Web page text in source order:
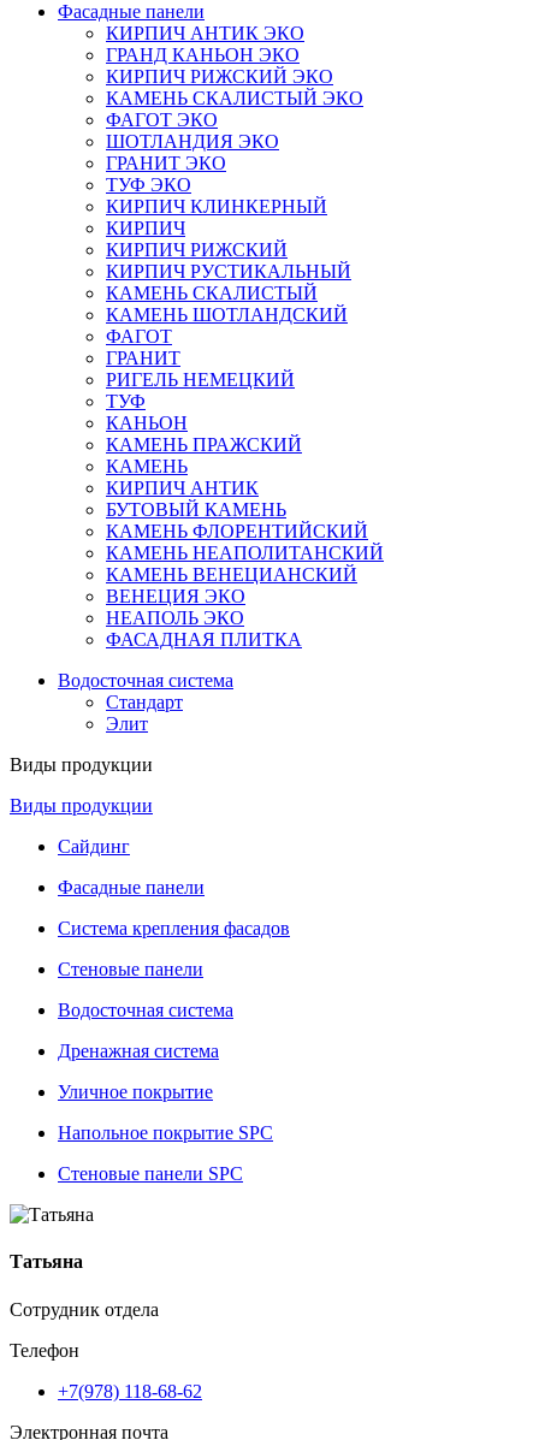
Фасадные панели
КИРПИЧ АНТИК ЭКО
ГРАНД КАНЬОН ЭКО
КИРПИЧ РИЖСКИЙ ЭКО
КАМЕНЬ СКАЛИСТЫЙ ЭКО
ФАГОТ ЭКО
ШОТЛАНДИЯ ЭКО
ГРАНИТ ЭКО
ТУФ ЭКО
КИРПИЧ КЛИНКЕРНЫЙ
КИРПИЧ
КИРПИЧ РИЖСКИЙ
КИРПИЧ РУСТИКАЛЬНЫЙ
КАМЕНЬ СКАЛИСТЫЙ
КАМЕНЬ ШОТЛАНДСКИЙ
ФАГОТ
ГРАНИТ
РИГЕЛЬ НЕМЕЦКИЙ
ТУФ
КАНЬОН
КАМЕНЬ ПРАЖСКИЙ
КАМЕНЬ
КИРПИЧ АНТИК
БУТОВЫЙ КАМЕНЬ
КАМЕНЬ ФЛОРЕНТИЙСКИЙ
КАМЕНЬ НЕАПОЛИТАНСКИЙ
КАМЕНЬ ВЕНЕЦИАНСКИЙ
ВЕНЕЦИЯ ЭКО
НЕАПОЛЬ ЭКО
ФАСАДНАЯ ПЛИТКА
Водосточная система
Стандарт
Элит
Виды продукции
Виды продукции
Сайдинг
Фасадные панели
Система крепления фасадов
Стеновые панели
Водосточная система
Дренажная система
Уличное покрытие
Напольное покрытие SPC
Стеновые панели SPC
Татьяна
Сотрудник отдела
Телефон
+7(978) 118-68-62
Электронная почта